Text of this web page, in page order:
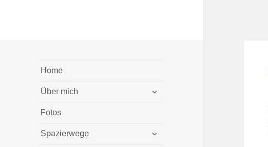
Home
Über mich
untermenü
Fotos
Spazierwege
untermenü